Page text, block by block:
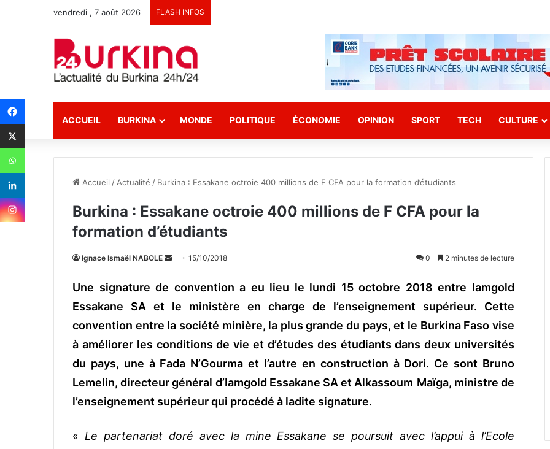
vendredi , 7 août 2026 FLASH INFOS
ACCUEIL BURKINA MONDE POLITIQUE ÉCONOMIE OPINION SPORT TECH CULTURE
Accueil / Actualité / Burkina : Essakane octroie 400 millions de F CFA pour la formation d’étudiants
Burkina : Essakane octroie 400 millions de F CFA pour la
formation d’étudiants
Ignace Ismaël NABOLE
v
o
e
r
u
c
o
r
15/10/2018 0 2 minutes de lecture
Une signature de convention a eu lieu le lundi 15 octobre 2018 entre Iamgold
Essakane SA et le ministère en charge de l’enseignement supérieur. Cette
convention entre la société minière, la plus grande du pays, et le Burkina Faso vise
à améliorer les conditions de vie et d’études des étudiants dans deux universités
du pays, une à Fada N’Gourma et l’autre en construction à Dori. Ce sont Bruno
Lemelin, directeur général d’Iamgold Essakane SA et Alkassoum Maïga, ministre de
l’enseignement supérieur qui procédé à ladite signature.
« Le partenariat doré avec la mine Essakane se poursuit avec l’appui à l’Ecole